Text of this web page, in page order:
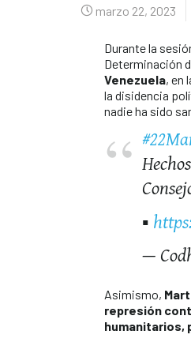
marzo 22, 2023
Durante la
Determinación
Venezuela, en
la disidencia
nadie ha sido
▪️
—
Asimismo,
represión
humanitarios,